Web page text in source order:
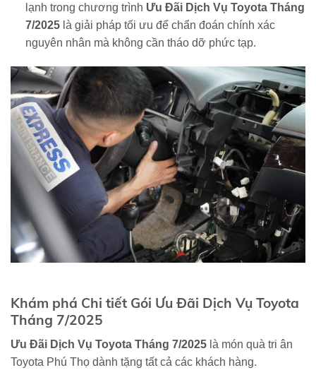
lạnh trong chương trình Ưu Đãi Dịch Vụ Toyota Tháng
7/2025là giải pháp tối ưu để chẩn đoán chính xác
nguyên nhân mà không cần tháo dỡ phức tạp.
Khám phá Chi tiết Gói Ưu Đãi Dịch Vụ Toyota
Tháng 7/2025
Ưu Đãi Dịch Vụ Toyota Tháng 7/2025 là món quà tri ân
Toyota Phú Thọ dành tặng tất cả các khách hàng.